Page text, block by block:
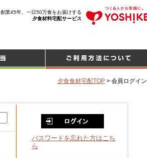
創業45年、一日50万食をお届けする
夕食材料宅配サービス
夕食食材宅配TOP > 会員ログイン
パスワードを忘れた方はこち
ら